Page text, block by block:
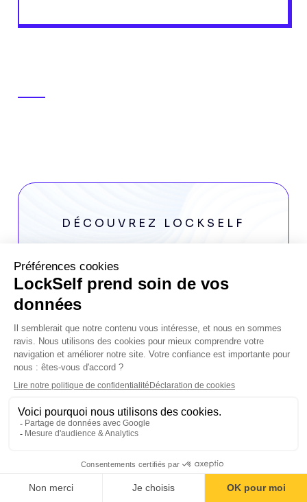
DÉCOUVREZ LOCKSELF
équipes métiers
Accédez à l'ensemble des fonctionnalités de la
suite LockSelf pendant 14 jours, gratuitement.
Découvrir
Sommaire